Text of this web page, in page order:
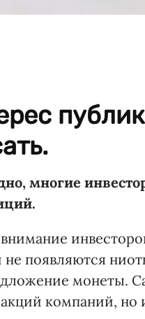
многие
появляются
монеты.
компаний, но